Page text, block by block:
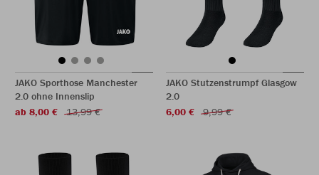
JAKO Sporthose Manchester
2.0 ohne Innenslip
ab 8,00 €
13,99 €
JAKO Stutzenstrumpf Glasgow
2.0
6,00 €
9,99 €